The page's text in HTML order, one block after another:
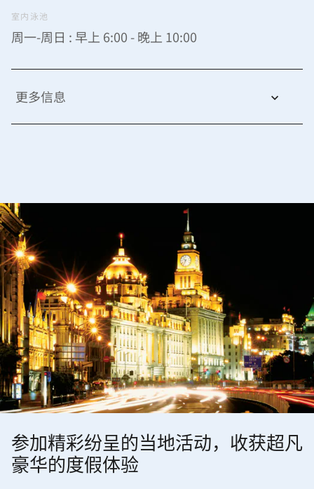
室内泳池
周一-周日 : 早上 6:00 - 晚上 10:00
更多信息
参加精彩纷呈的当地活动，收获超凡
豪华的度假体验